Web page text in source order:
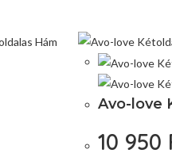
Avo-love
10 950